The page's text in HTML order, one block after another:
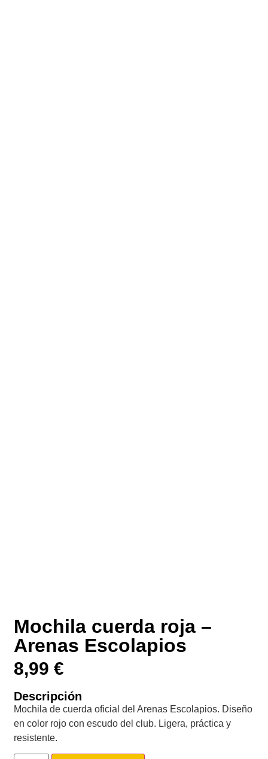
Mochila cuerda roja –
Arenas Escolapios
8,99€
Descripción
Mochila de cuerda oficial del Arenas Escolapios. Diseño
en color rojo con escudo del club. Ligera, práctica y
resistente.